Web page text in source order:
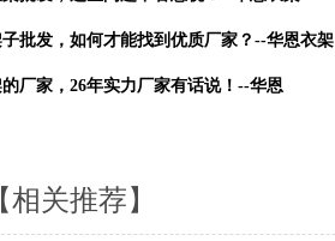
批发，如何才能找到优质厂家？--华恩衣架
厂家，26年实力厂家有话说！--华恩
【相关推荐】